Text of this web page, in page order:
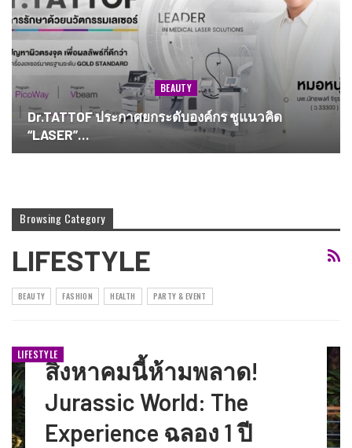
BEAUTY
Dr.TATTOF ประกาศยกระดับองค์กร ชูแนวคิด
“LASER”…
Browsing Category
LIFESTYLE
BEAUTY FASHION HEALTH PARTY & EVENT
LIFESTYLE
สิงหาคมนี้ห้ามพลาด!
Jurassic World: The
Experience ฉลอง 1 ปี